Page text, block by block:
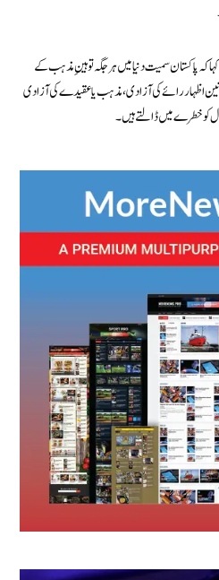
کہ پاکستان سمیت دنیا میں ہر جگہ توہینِ مذہب کے
اظہار رائے کی آزادی، مذہب یا عقیدے کی آزادی
کو خطرے میں ڈالتے ہیں۔